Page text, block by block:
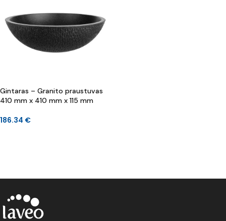
Gintaras – Granito praustuvas
410 mm x 410 mm x 115 mm
186.34 €